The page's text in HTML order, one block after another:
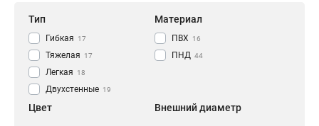
Тип
Гибкая 17
Тяжелая 17
Легкая 18
Двухстенные 19
Материал
ПВХ 16
ПНД 44
Цвет Внешний диаметр